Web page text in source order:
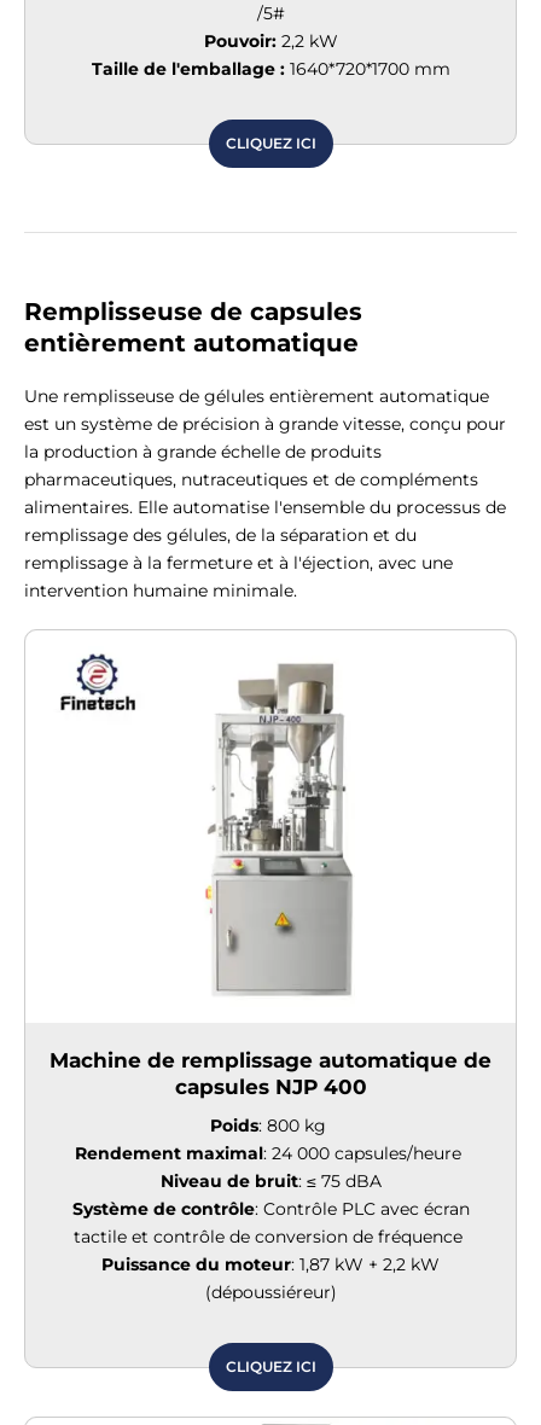
/5#
Pouvoir:2,2 kW
Taille de l'emballage :1640*720*1700 mm
CLIQUEZ ICI
Remplisseuse de capsules
entièrement automatique
Une remplisseuse de gélules entièrement automatique
est un système de précision à grande vitesse, conçu pour
la production à grande échelle de produits
pharmaceutiques, nutraceutiques et de compléments
alimentaires. Elle automatise l'ensemble du processus de
remplissage des gélules, de la séparation et du
remplissage à la fermeture et à l'éjection, avec une
intervention humaine minimale.
Machine de remplissage automatique de
capsules NJP 400
Poids: 800 kg
Rendement maximal: 24 000 capsules/heure
Niveau de bruit: ≤ 75 dBA
Système de contrôle: Contrôle PLC avec écran
tactile et contrôle de conversion de fréquence
Puissance du moteur: 1,87 kW + 2,2 kW
(dépoussiéreur)
CLIQUEZ ICI